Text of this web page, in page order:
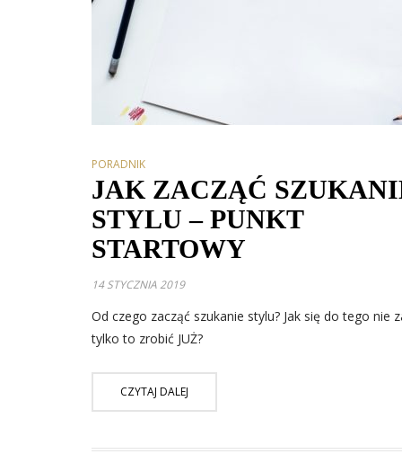
PORADNIK
JAK ZACZĄĆ
STYLU – PUNKT
STARTOWY
14 STYCZNIA 2019
Od czego zacząć szukanie stylu? Jak się do tego nie
tylko to zrobić JUŻ?
CZYTAJ DALEJ